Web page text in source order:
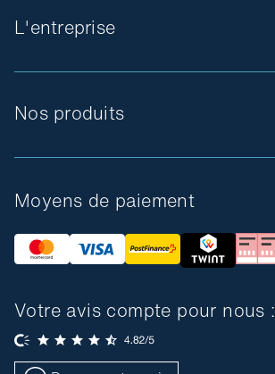
L'entreprise
Nos produits
Moyens de paiement
Votre avis compte pour nous :